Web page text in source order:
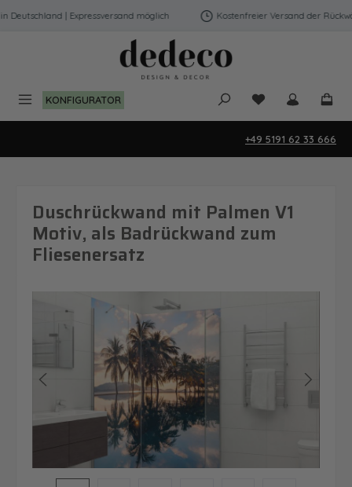
Zum Hauptinhalt springen
| Expressversand möglich Kostenfreier Versand der
KONFIGURATOR Du hast 0
+49 5191 62 33 666
Duschrückwand mit Palmen V1
Motiv, als Badrückwand zum
Fliesenersatz
Bildergalerie überspringen